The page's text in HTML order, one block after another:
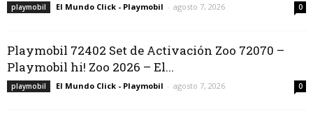
playmobil El Mundo Click - Playmobil - agosto 7, 2026 0
Playmobil 72402 Set de Activación Zoo 72070 –
Playmobil hi! Zoo 2026 – El...
playmobil El Mundo Click - Playmobil - agosto 7, 2026 0